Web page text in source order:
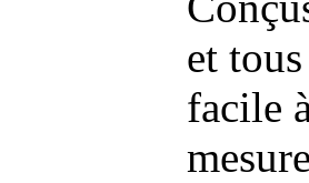
et
facile